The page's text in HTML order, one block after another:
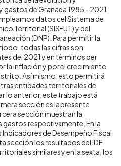
de Granada 1985 - 2021.
datos del Sistema de
Territorial (SISFUT) y del
(DNP). Para permitir la
todas las cifras son
del 2021 y en términos per
la inflación y por el crecimiento
Así mismo, esto permitirá
entidades territoriales de
lo anterior, este trabajo está
sección es la presente
sección muestran la
gastos respectivamente. En la
de Desempeño Fiscal
sección los resultados del IDF
similares y en la sexta, los